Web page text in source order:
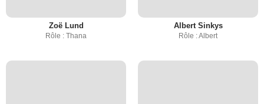
Zoë Lund
Rôle : Thana
Albert Sinkys
Rôle : Albert